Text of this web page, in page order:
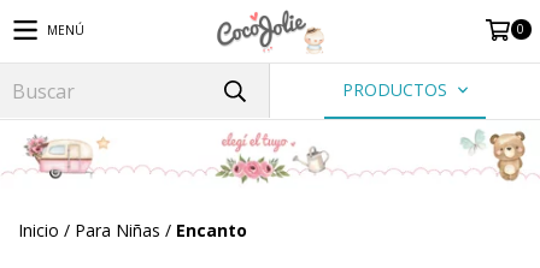
MENÚ 0
PRODUCTOS
Inicio / Para Niñas / Encanto